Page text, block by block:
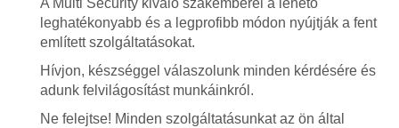
A Multi Security kiváló szakemberei a lehető
leghatékonyabb és a legprofibb módon nyújtják a fent
említett szolgáltatásokat.
Hívjon, készséggel válaszolunk minden kérdésére és
adunk felvilágosítást munkáinkról.
Ne felejtse! Minden szolgáltatásunkat az ön által